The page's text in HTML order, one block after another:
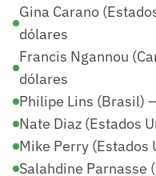
Gina Carano
dólares
Francis Ngannou
dólares
Philipe Lins (Brasil)
Nate Diaz (Estados
Mike Perry
Salahdine Parnasse